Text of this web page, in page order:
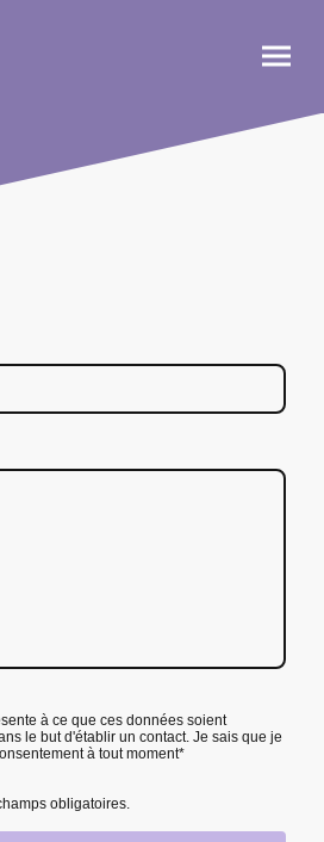
à ce que ces données soient
le but d'établir un contact. Je sais que je
à tout moment*
obligatoires.